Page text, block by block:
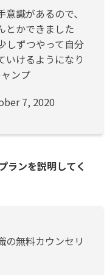
識があるので、
とかできました
しずつやって自分
いけるようになり
ンプ
7, 2020
ランを説明してく
の無料カウンセリ